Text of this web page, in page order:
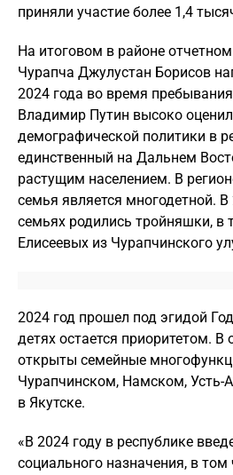
приняли участие более 1,4
На итоговом в районе
Чурапча Джулустан Борисов
2024 года во время
Владимир Путин высоко
демографической политики в
единственный на Дальнем
растущим населением. В
семья является многодетной. В
семьях родились тройняшки, в
Елисеевых из Чурапчинского
2024 год прошел под эгидой
детях остается приоритетом. В
открыты семейные
Чурапчинском, Намском, Усть-
в Якутске.
«В 2024 году в республике
социального назначения, в